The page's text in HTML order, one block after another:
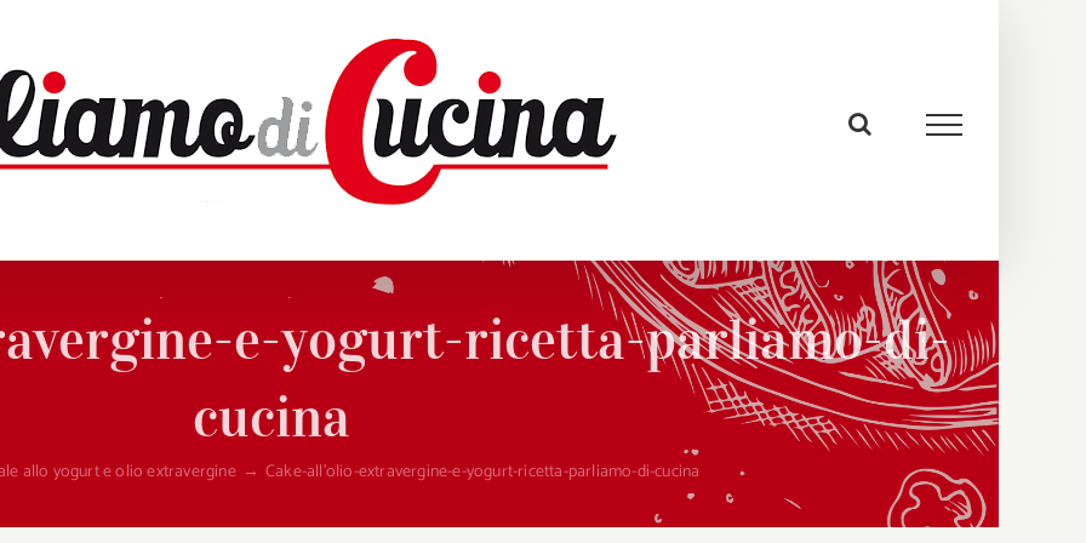
e-yogurt-ricetta-parliamo-di-
cucina
allo yogurt e olio extravergine → Cake-all’olio-extravergine-e-yogurt-ricetta-parliamo-di-cucina